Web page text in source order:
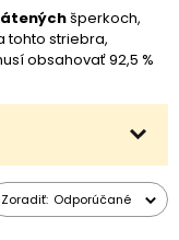
šperkoch,
tohto striebra,
obsahovať 92,5 %
0,0025
Zoradiť: Odporúčané